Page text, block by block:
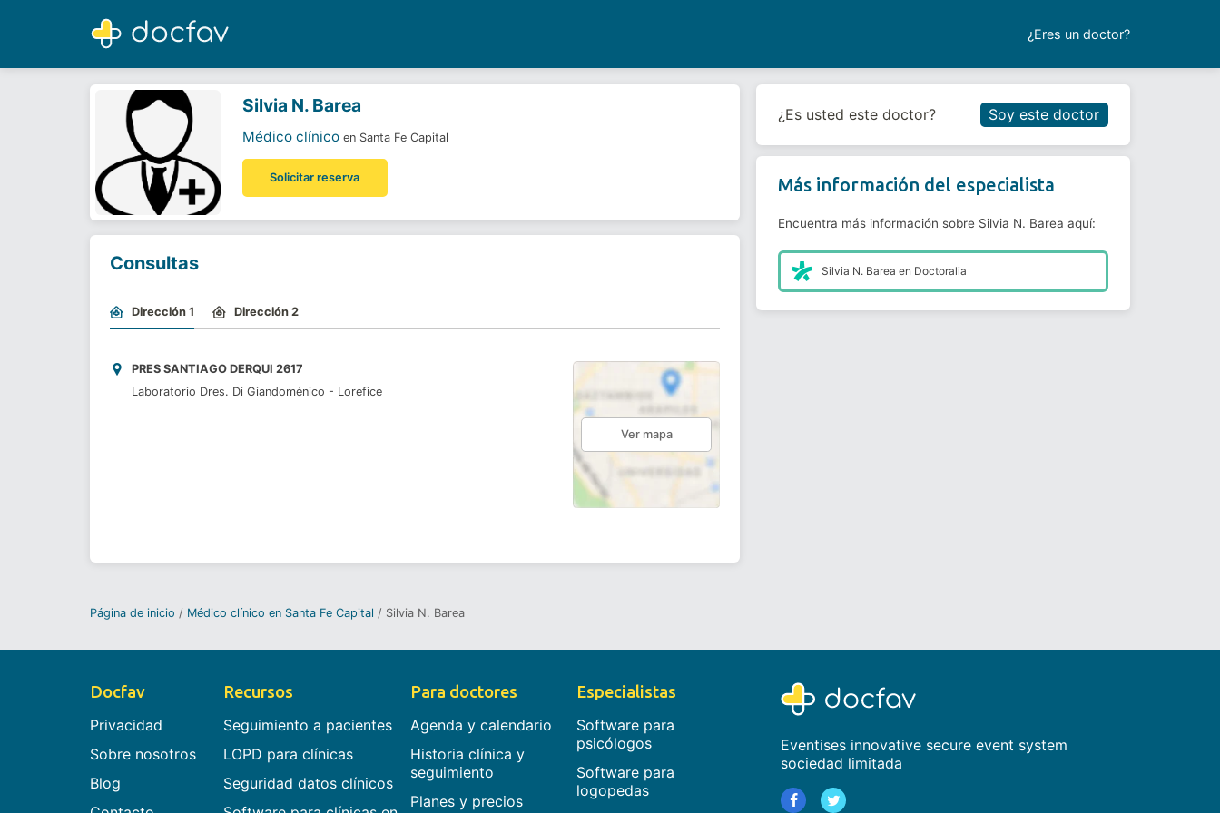
¿Eres un doctor?
Silvia N. Barea
Médico clínico
Reservar cita
Silvia N. Barea
Médico clínico en Santa Fe Capital
Solicitar reserva
Consultas
Dirección 1 Dirección 2
PRES SANTIAGO DERQUI 2617
Laboratorio Dres. Di Giandoménico - Lorefice
Ver mapa
¿Es usted este doctor? Soy este doctor
Más información del especialista
Encuentra más información sobre Silvia N. Barea aquí:
Silvia N. Barea en Doctoralia
Página de inicio Médico clínico en Santa Fe Capital Silvia N. Barea
Docfav
Privacidad
Sobre nosotros
Blog
Recursos
Seguimiento a pacientes
LOPD para clínicas
Seguridad datos clínicos
Para doctores
Agenda y calendario
Historia clínica y
seguimiento
Planes y precios
Especialistas
Software para
psicólogos
Software para
logopedas
Eventises innovative secure event system
sociedad limitada